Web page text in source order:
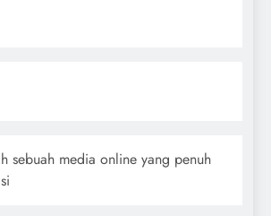
sebuah media online yang penuh